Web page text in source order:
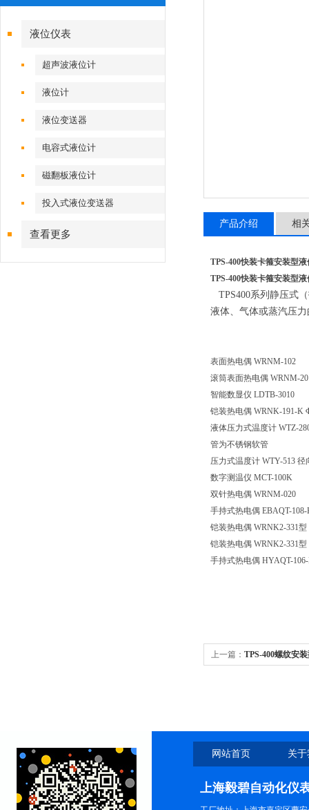
液位仪表
超声波液位计
液位计
液位变送器
电容式液位计
磁翻板液位计
投入式液位变送器
查看更多
产品介绍 相
TPS-400快装卡箍安装型
TPS-400快装卡箍安装型
TPS400系列静压式
液体、气体或蒸汽压
表面热电偶 WRNM-102
滚筒表面热电偶 WRNM-
智能数显仪 LDTB-3010
铠装热电偶 WRNK-191-K
液体压力式温度计 WTZ-
管为不锈钢软管
压力式温度计 WTY-513
数字测温仪 MCT-100K
双针热电偶 WRNM-020
手持式热电偶 EBAQT-
铠装热电偶 WRNK2-331
铠装热电偶 WRNK2-331
手持式热电偶 HYAQT-
上一篇： TPS-400螺纹安
网站首页 关
上海毅碧自动化仪